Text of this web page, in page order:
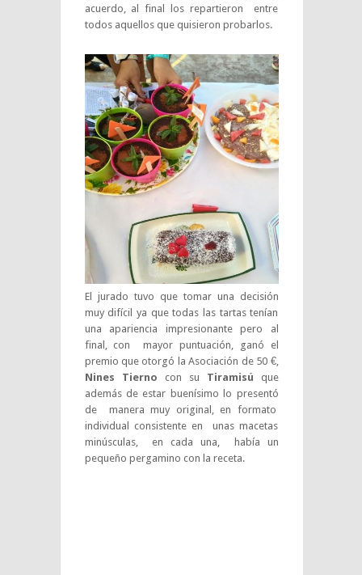
acuerdo, al final los repartieron entre
todos aquellos que quisieron probarlos.
El jurado tuvo que tomar una decisión
muy difícil ya que todas las tartas tenían
una apariencia impresionante pero al
final, con mayor puntuación, ganó el
premio que otorgó la Asociación de 50 €,
Nines Tierno con su Tiramisú que
además de estar buenísimo lo presentó
de manera muy original, en formato
individual consistente en unas macetas
minúsculas, en cada una, había un
pequeño pergamino con la receta.